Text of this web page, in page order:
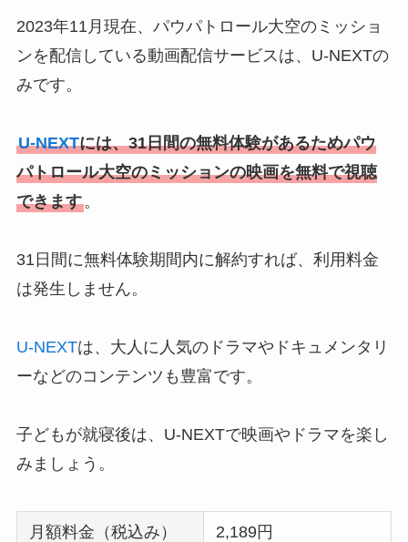
2023年11月現在、パウパトロール大空のミッショ
ンを配信している動画配信サービスは、U-NEXTの
みです。
U-NEXTには、31日間の無料体験があるためパウ
パトロール大空のミッションの映画を無料で視聴
できます。
31日間に無料体験期間内に解約すれば、利用料金
は発生しません。
U-NEXTは、大人に人気のドラマやドキュメンタリ
ーなどのコンテンツも豊富です。
子どもが就寝後は、U-NEXTで映画やドラマを楽し
みましょう。
月額料金（税込み） 2,189円